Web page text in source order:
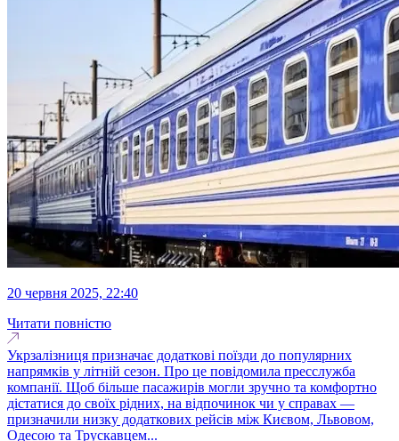
20 червня 2025, 22:40
Читати повністю
Укрзалізниця призначає додаткові поїзди до популярних
напрямків у літній сезон. Про це повідомила пресслужба
компанії. Щоб більше пасажирів могли зручно та комфортно
дістатися до своїх рідних, на відпочинок чи у справах —
призначили низку додаткових рейсів між Києвом, Львовом,
Одесою та Трускавцем...